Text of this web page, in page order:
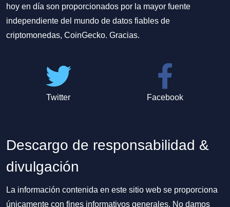
hoy en día son proporcionados por la mayor fuente
independiente del mundo de datos fiables de
criptomonedas, CoinGecko. Gracias.
Twitter Facebook
Descargo de responsabilidad &
divulgación
La información contenida en este sitio web se proporciona
únicamente con fines informativos generales. No damos